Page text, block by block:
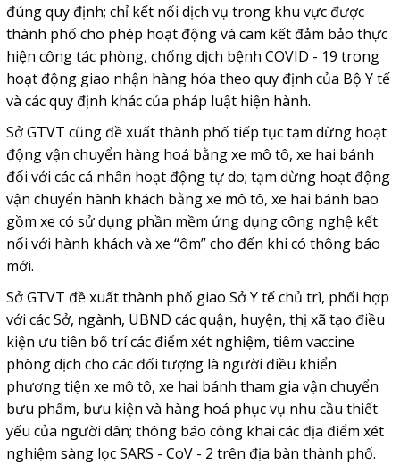
đúng quy định; chỉ kết nối dịch vụ trong khu vực được
thành phố cho phép hoạt động và cam kết đảm bảo thực
hiện công tác phòng, chống dịch bệnh COVID - 19 trong
hoạt động giao nhận hàng hóa theo quy định của Bộ Y tế
và các quy định khác của pháp luật hiện hành.
Sở GTVT cũng đề xuất thành phố tiếp tục tạm dừng hoạt
động vận chuyển hàng hoá bằng xe mô tô, xe hai bánh
đối với các cá nhân hoạt động tự do; tạm dừng hoạt động
vận chuyển hành khách bằng xe mô tô, xe hai bánh bao
gồm xe có sử dụng phần mềm ứng dụng công nghệ kết
nối với hành khách và xe “ôm” cho đến khi có thông báo
mới.
Sở GTVT đề xuất thành phố giao Sở Y tế chủ trì, phối hợp
với các Sở, ngành, UBND các quận, huyện, thị xã tạo điều
kiện ưu tiên bố trí các điểm xét nghiệm, tiêm vaccine
phòng dịch cho các đối tượng là người điều khiển
phương tiện xe mô tô, xe hai bánh tham gia vận chuyển
bưu phẩm, bưu kiện và hàng hoá phục vụ nhu cầu thiết
yếu của người dân; thông báo công khai các địa điểm xét
nghiệm sàng lọc SARS - CoV - 2 trên địa bàn thành phố.